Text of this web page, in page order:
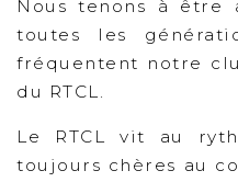
Nous tenons à
toutes les
fréquentent notre
du RTCL.
Le RTCL vit au
toujours chères au